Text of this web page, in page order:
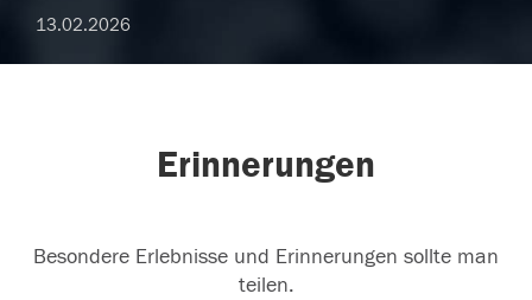
13.02.2026
Erinnerungen
Besondere Erlebnisse und Erinnerungen sollte man
teilen.